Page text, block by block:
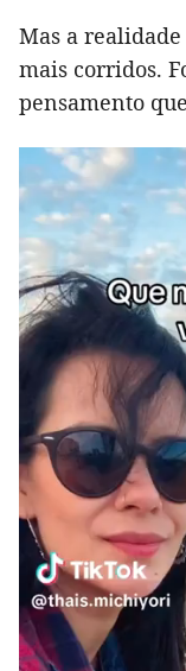
Mas a
mais corridos.
pensamento